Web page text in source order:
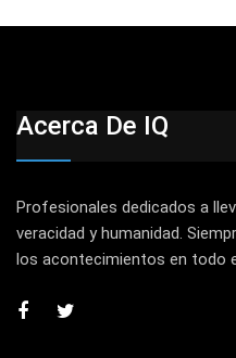
Acerca De IQ
Profesionales dedicados a
veracidad y humanidad.
los acontecimientos en todo